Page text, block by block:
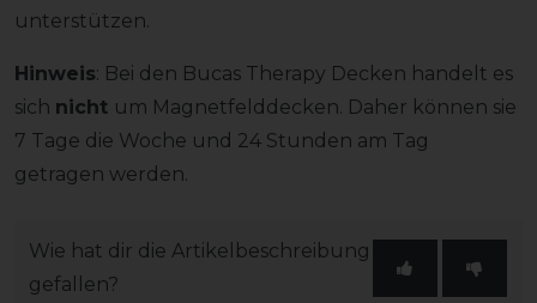
unterstützen.
Hinweis: Bei den Bucas Therapy Decken handelt es
sich nicht um Magnetfelddecken. Daher können sie
7 Tage die Woche und 24 Stunden am Tag
getragen werden.
Wie hat dir die Artikelbeschreibung
gefallen?